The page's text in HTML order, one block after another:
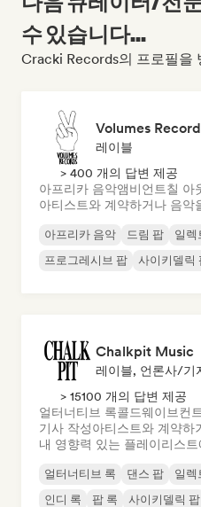
수 있습니다...
Cracki Records의 프로필을
Volumes
레이블
> 400 개의 답변 제공
아프리카 음악앰비언트칠 아
아티스트와 계약하거나 음악
아프리카 음악 드림 팝 일렉
프로그레시브 팝
사이키델릭
Chalkpit Music
> 15100 개의 답변 제공
얼터너티브 록콜드웨이브컨
기사 작성아티스트와 계약하
내 영향력 있는 플레이리스
얼터너티브 록 댄스 팝 일렉
인디 록
팝 록 사이키델릭 팝